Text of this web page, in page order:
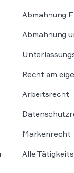
Abmahnung
Abmahnung
Recht am
Arbeitsrecht
Markenrecht
Alle